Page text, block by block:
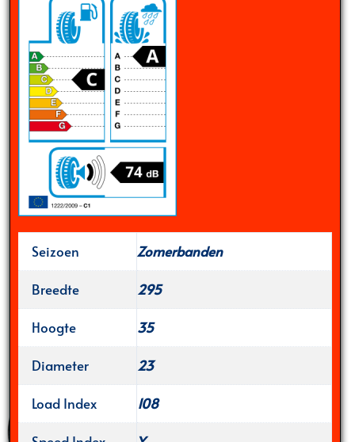
Seizoen
Zomerbanden
Breedte
295
Hoogte
35
Diameter
23
Load Index
108